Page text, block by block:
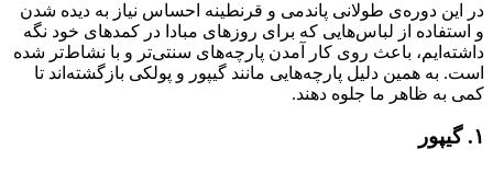
در این دوره‌ی طولانی پاندمی و قرنطینه احساس نیاز به دیده شدن
و استفاده از لباس‌هایی که برای روزهای مبادا در کمدهای خود نگه
داشته‌ایم، باعث روی کار آمدن پارچه‌های سنتی‌تر و با نشاط‌‌‌تر شده
است. به همین دلیل پارچه‌هایی مانند گیپور و پولکی بازگشته‌اند تا
کمی به ظاهر ما جلوه دهند.
۱. گیپور